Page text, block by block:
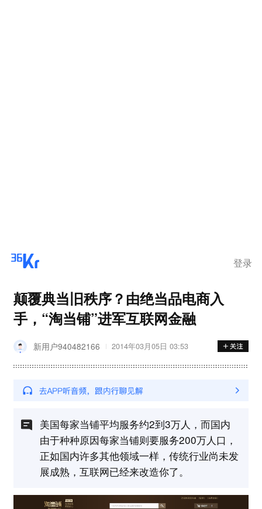
登录
颠覆典当旧秩序？由绝当品电商入
手，“淘当铺”进军互联网金融
新用户940482166 2014年03月05日 03:53
美国每家当铺平均服务约2到3万人，而国内
由于种种原因每家当铺则要服务200万人口，
正如国内许多其他领域一样，传统行业尚未发
展成熟，互联网已经来改造你了。